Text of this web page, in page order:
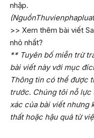
nhập.
>> Xem thêm bài viết
nhỏ nhất?
** Tuyên bố miễn trừ
bài viết này với mục
Thông tin có thể được
trước. Chúng tôi nỗ lực
xác của bài viết nhưng
thất hoặc hậu quả từ